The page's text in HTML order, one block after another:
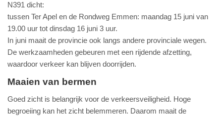
N391 dicht:
tussen Ter Apel en de Rondweg Emmen: maandag 15 juni van
19.00 uur tot dinsdag 16 juni 3 uur.
In juni maait de provincie ook langs andere provinciale wegen.
De werkzaamheden gebeuren met een rijdende afzetting,
waardoor verkeer kan blijven doorrijden.
Maaien van bermen
Goed zicht is belangrijk voor de verkeersveiligheid. Hoge
begroeiing kan het zicht belemmeren. Daarom maait de